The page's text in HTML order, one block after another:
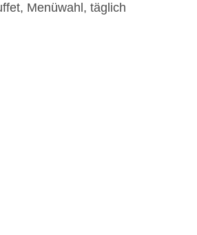
Menüwahl, täglich